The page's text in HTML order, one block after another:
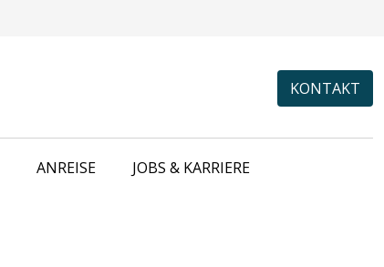
KONTAKT
ANREISE JOBS & KARRIERE